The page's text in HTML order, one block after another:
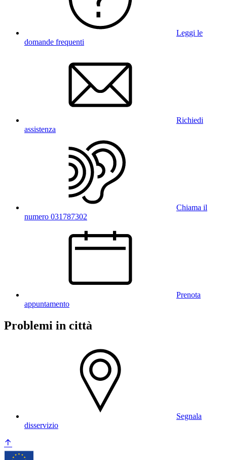
Leggi le
domande frequenti
Richiedi
assistenza
Chiama il
numero 031787302
Prenota
appuntamento
Problemi in città
Segnala
disservizio